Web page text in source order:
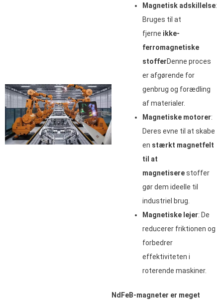
Magnetisk adskillelse:
Bruges til at
fjerne ikke-
ferromagnetiske
stofferDenne proces
er afgørende for
genbrug og forædling
af materialer.
Magnetiske motorer:
Deres evne til at skabe
en stærkt magnetfelt
til at
magnetiserestoffer
gør dem ideelle til
industriel brug.
Magnetiske lejer: De
reducerer friktionen og
forbedrer
effektiviteten i
roterende maskiner.
NdFeB-magneter er meget